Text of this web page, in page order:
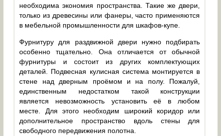
необходима экономия пространства. Такие же двери,
только из древесины или фанеры, часто применяются
в мебельной промышленности для шкафов-купе.
Фурнитуру для раздвижной двери нужно подбирать
особенно тщательно. Она отличается от обычной
фурнитуры и состоит из других комплектующих
деталей. Подвесная кулисная система монтируется в
стене над дверным проёмом и на полу. Пожалуй,
единственным недостатком такой конструкции
является невозможность установить её в любом
месте. Для этого необходим широкий коридор или
дополнительное пространство вдоль стены для
свободного передвижения полотна.